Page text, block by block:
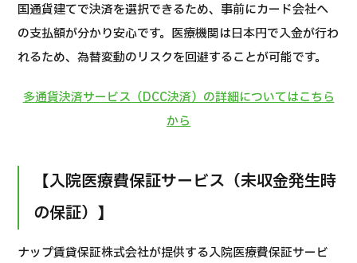
Về Japan Medical
Quy trình khám chữa bệnh
Chương trình
国通貨建てで決済を選択できるため、事前にカード会社へ
の支払額が分かり安心です。医療機関は日本円で入金が行わ
れるため、為替変動のリスクを回避することが可能です。
多通貨決済サービス（DCC決済）の詳細についてはこちら
から
【入院医療費保証サービス（未収金発生時
の保証）】
ナップ賃貸保証株式会社が提供する入院医療費保証サービ